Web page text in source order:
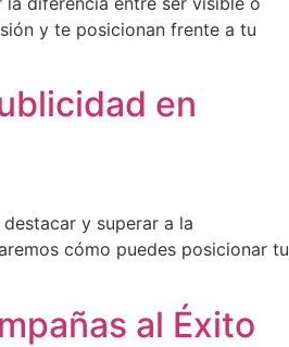
y te posicionan frente a tu
en
y superar a la
cómo puedes posicionar tu
al Éxito